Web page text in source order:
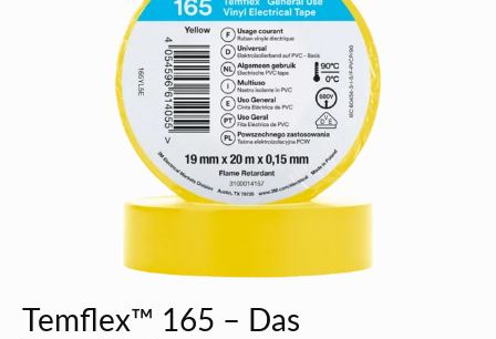
Temflex™ 165 – Das